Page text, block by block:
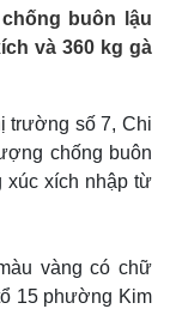
buôn lậu
và 360 kg gà
trường số 7, Chi
chống buôn
xúc xích nhập từ
vàng có chữ
15 phường Kim